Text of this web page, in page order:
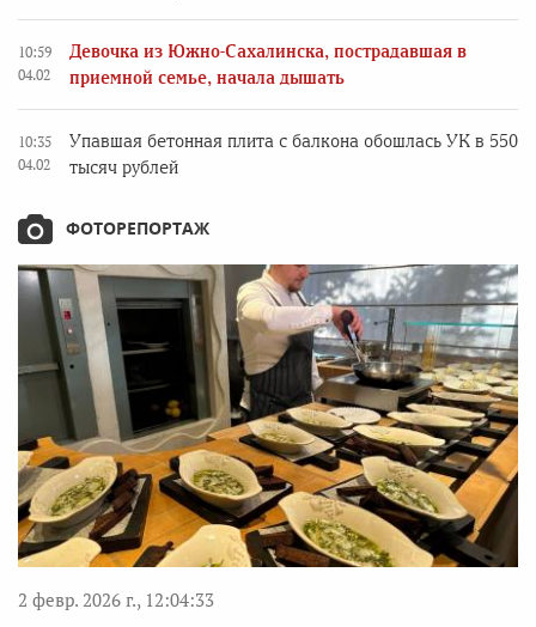
10:59
04.02
Девочка из Южно-Сахалинска, пострадавшая в
приемной семье, начала дышать
10:35
04.02
Упавшая бетонная плита с балкона обошлась УК в 550
тысяч рублей
ФОТОРЕПОРТАЖ
2 февр. 2026 г., 12:04:33